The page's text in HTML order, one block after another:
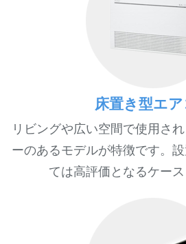
床置き型エ
リビングや広い空間で使用さ
ーのあるモデルが特徴です。
ては高評価となるケース